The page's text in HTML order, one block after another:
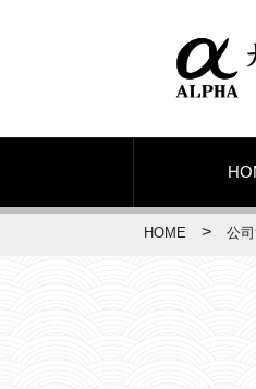
HOME > 公